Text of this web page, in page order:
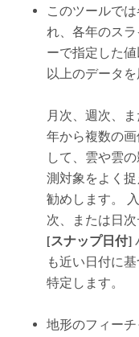
このツールで
れ、各年のス
ーで指定した
以上のデータ
月次、週次、
年から複数の
して、雲や雲
測対象をよく
勧めします。
次、または日
[スナップ日付]
も近い日付に
特定します。
地形のフィー